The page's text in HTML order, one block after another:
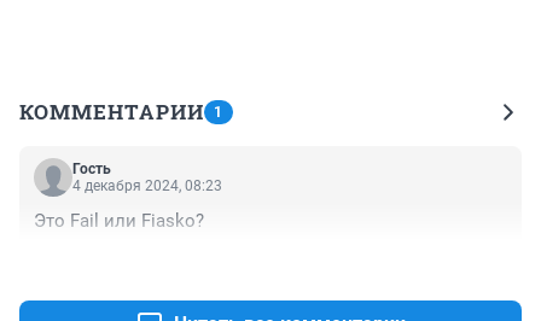
КОММЕНТАРИИ 1
Гость
4 декабря 2024, 08:23
Это Fail или Fiasko?